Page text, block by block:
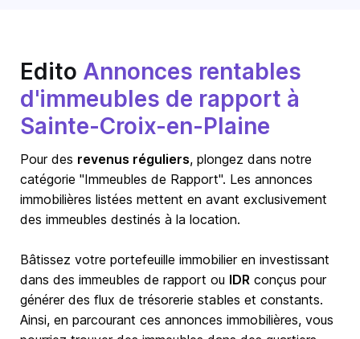
Edito Annonces rentables
d'immeubles de rapport à
Sainte-Croix-en-Plaine
Pour des revenus réguliers, plongez dans notre
catégorie "Immeubles de Rapport". Les annonces
immobilières listées mettent en avant exclusivement
des immeubles destinés à la location.
Bâtissez votre portefeuille immobilier en investissant
dans des immeubles de rapport ou IDR conçus pour
générer des flux de trésorerie stables et constants.
Ainsi, en parcourant ces annonces immobilières, vous